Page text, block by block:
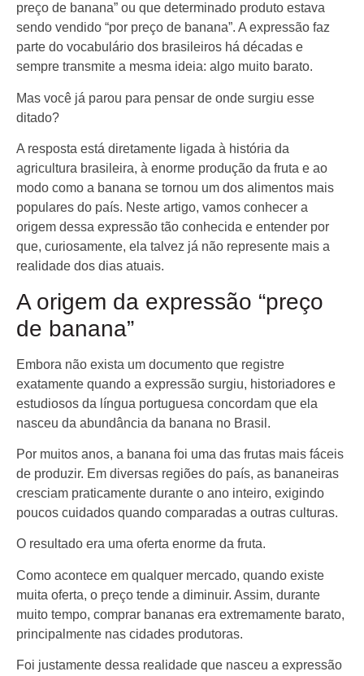
preço de banana” ou que determinado produto estava
sendo vendido “por preço de banana”. A expressão faz
parte do vocabulário dos brasileiros há décadas e
sempre transmite a mesma ideia: algo muito barato.
Mas você já parou para pensar de onde surgiu esse
ditado?
A resposta está diretamente ligada à história da
agricultura brasileira, à enorme produção da fruta e ao
modo como a banana se tornou um dos alimentos mais
populares do país. Neste artigo, vamos conhecer a
origem dessa expressão tão conhecida e entender por
que, curiosamente, ela talvez já não represente mais a
realidade dos dias atuais.
A origem da expressão “preço
de banana”
Embora não exista um documento que registre
exatamente quando a expressão surgiu, historiadores e
estudiosos da língua portuguesa concordam que ela
nasceu da abundância da banana no Brasil.
Por muitos anos, a banana foi uma das frutas mais fáceis
de produzir. Em diversas regiões do país, as bananeiras
cresciam praticamente durante o ano inteiro, exigindo
poucos cuidados quando comparadas a outras culturas.
O resultado era uma oferta enorme da fruta.
Como acontece em qualquer mercado, quando existe
muita oferta, o preço tende a diminuir. Assim, durante
muito tempo, comprar bananas era extremamente barato,
principalmente nas cidades produtoras.
Foi justamente dessa realidade que nasceu a expressão